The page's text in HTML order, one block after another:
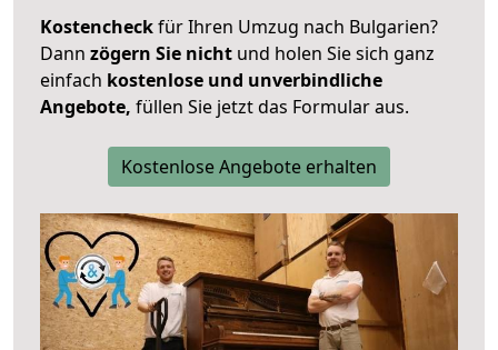
Kostencheckfür Ihren Umzug nach Bulgarien?
Dann zögern Sie nicht und holen Sie sich ganz
einfach kostenlose und unverbindliche
Angebote, füllen Sie jetzt das Formular aus.
Kostenlose Angebote erhalten